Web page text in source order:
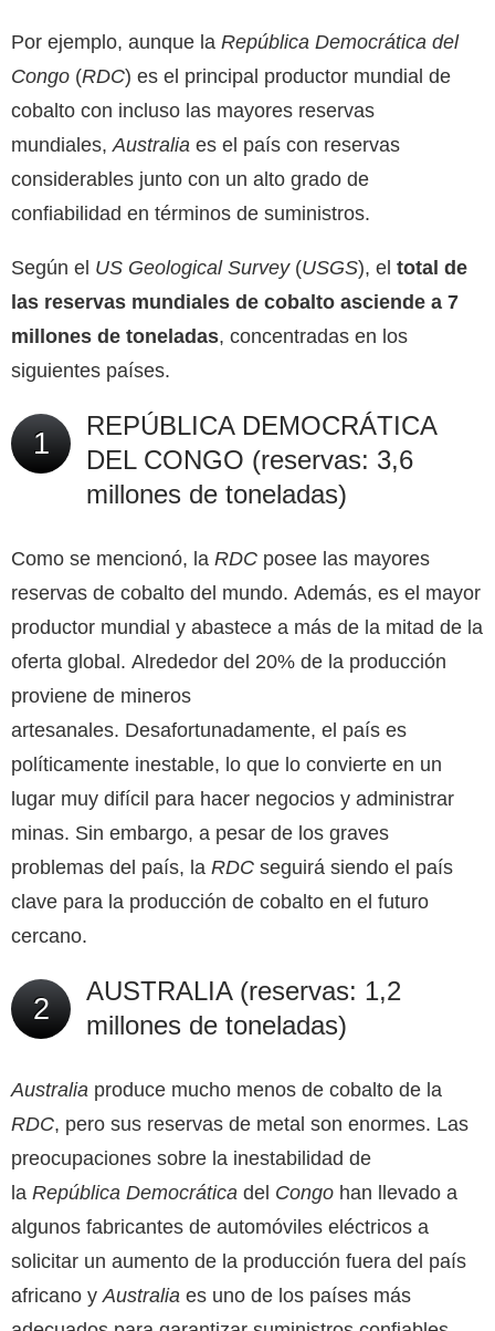
Por ejemplo, aunque la República Democrática del
Congo (RDC) es el principal productor mundial de
cobalto con incluso las mayores reservas
mundiales, Australia es el país con reservas
considerables junto con un alto grado de
confiabilidad en términos de suministros.
Según el US Geological Survey(USGS), el total de
las reservas mundiales de cobalto asciende a 7
millones de toneladas, concentradas en los
siguientes países.
1
REPÚBLICA DEMOCRÁTICA
DEL CONGO (reservas: 3,6
millones de toneladas)
Como se mencionó, la RDC posee las mayores
reservas de cobalto del mundo. Además, es el mayor
productor mundial y abastece a más de la mitad de la
oferta global. Alrededor del 20% de la producción
proviene de mineros
artesanales. Desafortunadamente, el país es
políticamente inestable, lo que lo convierte en un
lugar muy difícil para hacer negocios y administrar
minas. Sin embargo, a pesar de los graves
problemas del país, la RDC seguirá siendo el país
clave para la producción de cobalto en el futuro
cercano.
2
AUSTRALIA (reservas: 1,2
millones de toneladas)
Australia produce mucho menos de cobalto de la
RDC, pero sus reservas de metal son enormes. Las
preocupaciones sobre la inestabilidad de
la República Democrática del Congo han llevado a
algunos fabricantes de automóviles eléctricos a
solicitar un aumento de la producción fuera del país
africano y Australia es uno de los países más